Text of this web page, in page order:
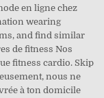
en ligne chez
wearing
and find similar
de fitness Nos
fitness cardio. Skip
nous ne
à ton domicile